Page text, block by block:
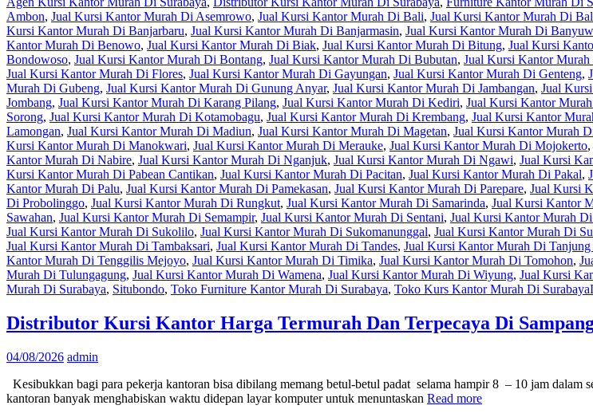
Ambon, Jual Kursi Kantor Murah Di Asemrowo, Jual Kursi Kantor Murah Di Bali, Jual Kursi Kantor Murah Di
Kursi Kantor Murah Di Banjarbaru, Jual Kursi Kantor Murah Di Banjarmasin, Jual Kursi Kantor Murah Di
Kantor Murah Di Benowo, Jual Kursi Kantor Murah Di Biak, Jual Kursi Kantor Murah Di Bitung, Jual Kursi
Bondowoso, Jual Kursi Kantor Murah Di Bontang, Jual Kursi Kantor Murah Di Bubutan, Jual Kursi Kantor
Jual Kursi Kantor Murah Di Flores, Jual Kursi Kantor Murah Di Gayungan, Jual Kursi Kantor Murah Di Genteng,
Murah Di Gubeng, Jual Kursi Kantor Murah Di Gunung Anyar, Jual Kursi Kantor Murah Di Jambangan, Jual
Jombang, Jual Kursi Kantor Murah Di Karang Pilang, Jual Kursi Kantor Murah Di Kediri, Jual Kursi Kantor
Sorong, Jual Kursi Kantor Murah Di Kotamobagu, Jual Kursi Kantor Murah Di Krembang, Jual Kursi Kantor
Lamongan, Jual Kursi Kantor Murah Di Madiun, Jual Kursi Kantor Murah Di Magetan, Jual Kursi Kantor Murah
Kursi Kantor Murah Di Manokwari, Jual Kursi Kantor Murah Di Merauke, Jual Kursi Kantor Murah Di Mojokerto,
Kantor Murah Di Nabire, Jual Kursi Kantor Murah Di Nganjuk, Jual Kursi Kantor Murah Di Ngawi, Jual Kursi
Kursi Kantor Murah Di Pabean Cantikan, Jual Kursi Kantor Murah Di Pacitan, Jual Kursi Kantor Murah Di Pakal,
Kantor Murah Di Palu, Jual Kursi Kantor Murah Di Pamekasan, Jual Kursi Kantor Murah Di Parepare, Jual Kursi
Di Probolinggo, Jual Kursi Kantor Murah Di Rungkut, Jual Kursi Kantor Murah Di Samarinda, Jual Kursi Kantor
Sawahan, Jual Kursi Kantor Murah Di Semampir, Jual Kursi Kantor Murah Di Sentani, Jual Kursi Kantor Murah
Jual Kursi Kantor Murah Di Sukolilo, Jual Kursi Kantor Murah Di Sukomanunggal, Jual Kursi Kantor Murah Di
Jual Kursi Kantor Murah Di Tambaksari, Jual Kursi Kantor Murah Di Tandes, Jual Kursi Kantor Murah Di Tanjung
Kantor Murah Di Tenggilis Mejoyo, Jual Kursi Kantor Murah Di Timika, Jual Kursi Kantor Murah Di Tomohon,
Murah Di Tulungagung, Jual Kursi Kantor Murah Di Wamena, Jual Kursi Kantor Murah Di Wiyung, Jual Kursi
Murah Di Surabaya, Situbondo, Toko Furniture Kantor Murah Di Surabaya, Toko Kurs Kantor Murah Di Surabaya
Distributor Kursi Kantor Harga Termurah Dan Terpecaya Di
04/08/2026 admin
Kesibukkan bagi para pekerja kantoran bisa dibilang memang betul-betul padat selama hampir 8 – 10 jam dalam
kantoran banyak menghabiskan waktu didepan layar komputer untuk menuntaskan Read more